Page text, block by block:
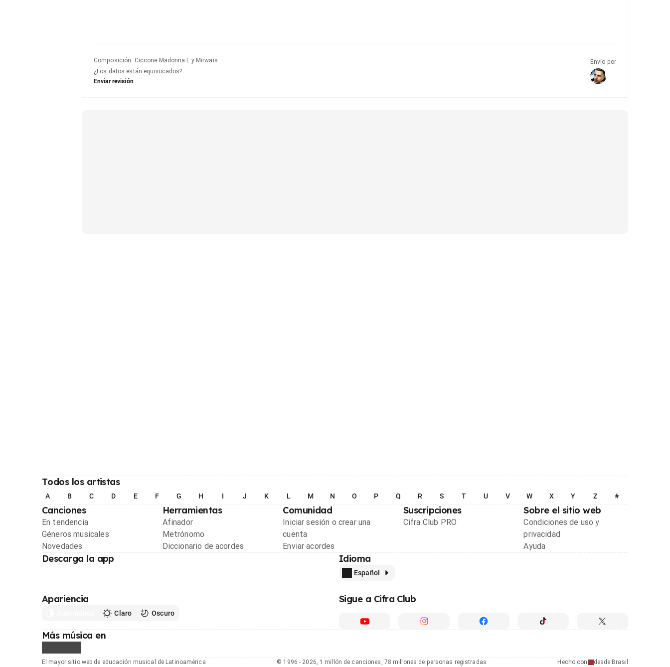
Composición: Ciccone Madonna L y Mirwais
¿Los datos están equivocados?
Enviar revisión
Envío por
Todos los artistas
A B C D E F G H I J K L M N O P Q R S T U V W X Y Z #
Canciones
En tendencia
Géneros musicales
Novedades
Herramientas
Afinador
Metrónomo
Diccionario de acordes
Comunidad
Iniciar sesión o crear una
cuenta
Enviar acordes
Suscripciones
Cifra Club PRO
Sobre el sitio web
Condiciones de uso y
privacidad
Ayuda
Descarga la app Idioma
Español
Apariencia
Claro Oscuro
Sigue a Cifra Club
Más música en
El mayor sitio web de educación musical de Latinoamérica Hecho con desde Brasil
© 1996 - 2026, 1 millón de canciones, 78 millones de personas registradas